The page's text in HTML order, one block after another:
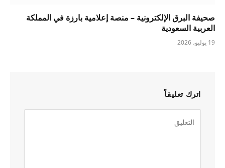
صحيفة البرق الإلكترونية – منصة إعلامية بارزة في المملكة
العربية السعودية
19 يوليو، 2026
اترك تعليقاً